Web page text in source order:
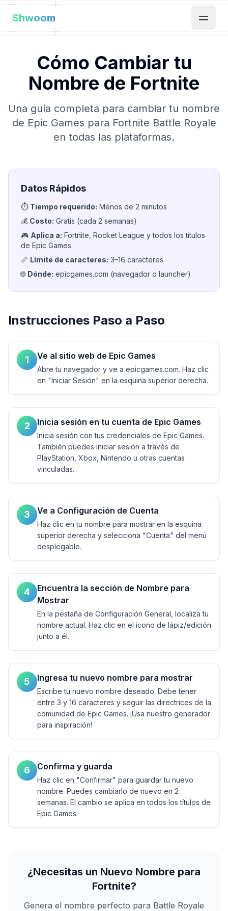
Shwoom
Cómo Cambiar tu
Nombre de Fortnite
Una guía completa para cambiar tu nombre
de Epic Games para Fortnite Battle Royale
en todas las plataformas.
Datos Rápidos
⏱️ Tiempo requerido: Menos de 2 minutos
💰 Costo: Gratis (cada 2 semanas)
🎮 Aplica a: Fortnite, Rocket League y todos los títulos
de Epic Games
📏 Límite de caracteres: 3–16 caracteres
🌐 Dónde: epicgames.com (navegador o launcher)
Instrucciones Paso a Paso
1 Ve al sitio web de Epic Games
Abre tu navegador y ve a epicgames.com. Haz clic
en "Iniciar Sesión" en la esquina superior derecha.
2 Inicia sesión en tu cuenta de Epic Games
Inicia sesión con tus credenciales de Epic Games.
También puedes iniciar sesión a través de
PlayStation, Xbox, Nintendo u otras cuentas
vinculadas.
3 Ve a Configuración de Cuenta
Haz clic en tu nombre para mostrar en la esquina
superior derecha y selecciona "Cuenta" del menú
desplegable.
4
Encuentra la sección de Nombre para
Mostrar
En la pestaña de Configuración General, localiza tu
nombre actual. Haz clic en el icono de lápiz/edición
junto a él.
5 Ingresa tu nuevo nombre para mostrar
Escribe tu nuevo nombre deseado. Debe tener
entre 3 y 16 caracteres y seguir las directrices de la
comunidad de Epic Games. ¡Usa nuestro generador
para inspiración!
6 Confirma y guarda
Haz clic en "Confirmar" para guardar tu nuevo
nombre. Puedes cambiarlo de nuevo en 2
semanas. El cambio se aplica en todos los títulos de
Epic Games.
¿Necesitas un Nuevo Nombre para
Fortnite?
Genera el nombre perfecto para Battle Royale